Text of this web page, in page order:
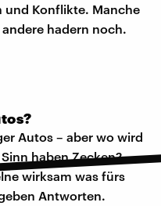
und Konflikte. Manche
hadern noch.
Autos – aber wo wird
haben Zecken?
wirksam was fürs
Antworten.